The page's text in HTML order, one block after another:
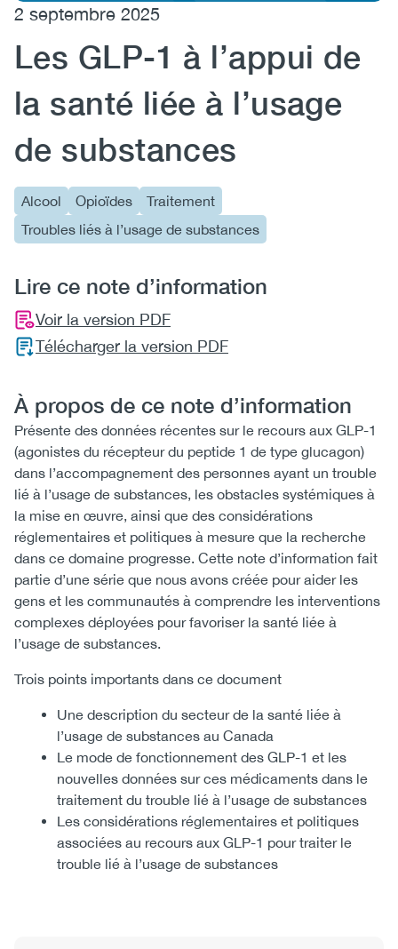
(CCSA)
EN FR
2 septembre 2025
Les GLP-1 à l’appui de
la santé liée à l’usage
de substances
Alcool Opioïdes
Traitement
Troubles liés à l’usage de substances
Lire ce note d’information
Voir la version PDF
Télécharger la version PDF
À propos de ce note d’information
Présente des données récentes sur le recours aux GLP-1
(agonistes du récepteur du peptide 1 de type glucagon)
dans l’accompagnement des personnes ayant un trouble
lié à l’usage de substances, les obstacles systémiques à
la mise en œuvre, ainsi que des considérations
réglementaires et politiques à mesure que la recherche
dans ce domaine progresse. Cette note d’information fait
partie d’une série que nous avons créée pour aider les
gens et les communautés à comprendre les interventions
complexes déployées pour favoriser la santé liée à
l’usage de substances.
Trois points importants dans ce document
Une description du secteur de la santé liée à
l’usage de substances au Canada
Le mode de fonctionnement des GLP-1 et les
nouvelles données sur ces médicaments dans le
traitement du trouble lié à l’usage de substances
Les considérations réglementaires et politiques
associées au recours aux GLP-1 pour traiter le
trouble lié à l’usage de substances